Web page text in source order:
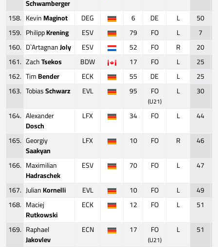
Schwamberger
158. KevinMaginot DEG 6 DE L 50
159. PhilippKrening ESV 79 FO L 7
160. D`ArtagnanJoly ESV 52 FO R 20
161. ZachTsekos BDW 17 FO L 25
162. TimBender ECK 55 DE L 25
163. TobiasSchwarz EVL 95 FO
(U21)
L 30
164. Alexander
Dosch
LFX 34 FO L 44
165. Georgiy
Saakyan
LFX 10 FO R 46
166. Maximilian
Hadraschek
ESV 70 FO L 47
167. JulianKornelli EVL 10 FO L 49
168. Maciej
Rutkowski
ECK 12 FO L 51
169. Raphael
Jakovlev
ECN 17 FO
(U21)
L 51